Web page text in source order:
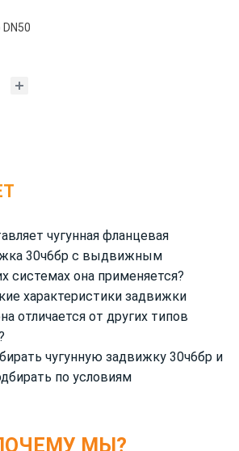
чугунная фланцевая
30ч6бр с выдвижным
системах она применяется?
характеристики задвижки
отличается от других типов
чугунную задвижку 30ч6бр и
по условиям
МЫ?